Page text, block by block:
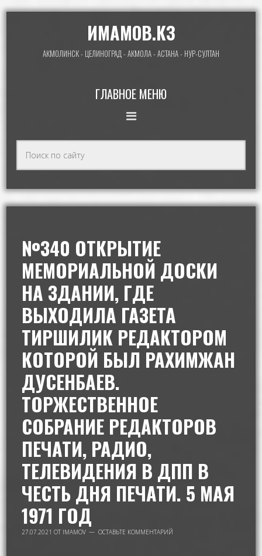
ИМАМОВ.КЗ
АКМОЛИНСК - ЦЕЛИНОГРАД - АКМОЛА - АСТАНА - НУР-СУЛТАН
ГЛАВНОЕ МЕНЮ
№340 ОТКРЫТИЕ
МЕМОРИАЛЬНОЙ ДОСКИ
НА ЗДАНИИ, ГДЕ
ВЫХОДИЛА ГАЗЕТА
ТИРШИЛИК РЕДАКТОРОМ
КОТОРОЙ БЫЛ РАХИМЖАН
ДУСЕНБАЕВ.
ТОРЖЕСТВЕННОЕ
СОБРАНИЕ РЕДАКТОРОВ
ПЕЧАТИ, РАДИО,
ТЕЛЕВИДЕНИЯ В ДПП В
ЧЕСТЬ ДНЯ ПЕЧАТИ. 5 МАЯ
1971 ГОД
27.07.2021 ОТ IMAMOV ОСТАВЬТЕ КОММЕНТАРИЙ